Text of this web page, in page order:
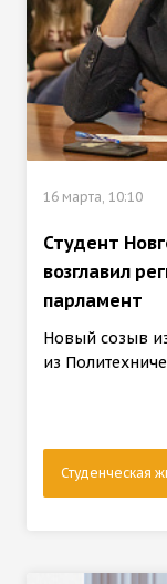
16 марта, 10:10
Студент
возглавил
парламент
Новый созыв
из
Студенческая